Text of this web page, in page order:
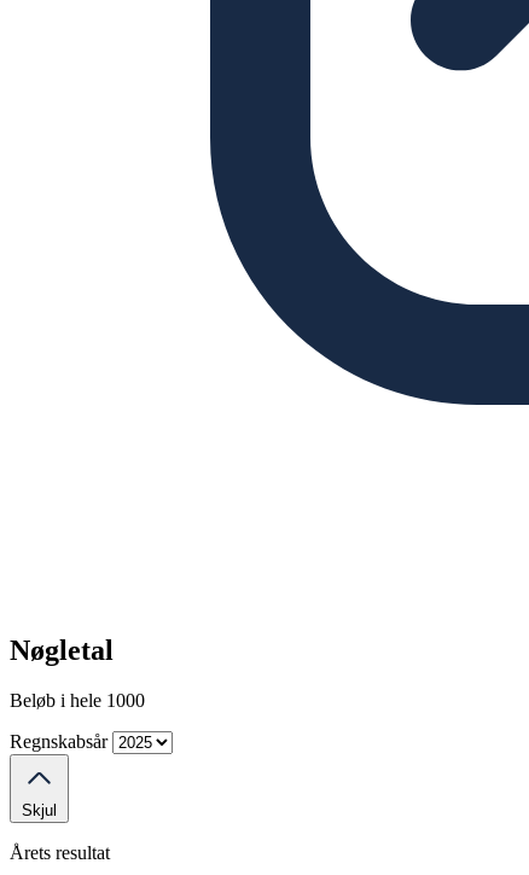
Nøgletal
Beløb i hele 1000
Regnskabsår
Skjul
Årets resultat